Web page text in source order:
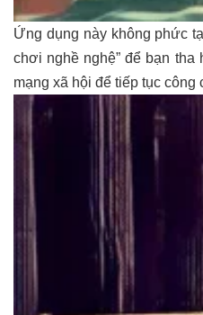
Ứng dụng này không phức
chơi nghề nghệ” để bạn tha
mạng xã hội để tiếp tục công